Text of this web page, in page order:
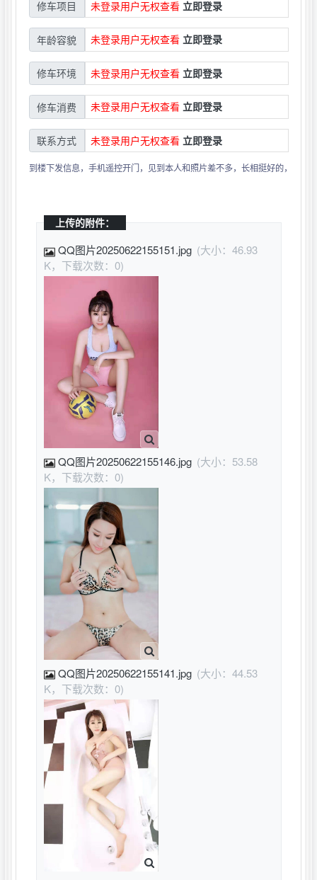
修车项目 未登录用户无权查看 立即登录
年龄容貌 未登录用户无权查看 立即登录
修车环境 未登录用户无权查看 立即登录
修车消费 未登录用户无权查看 立即登录
联系方式 未登录用户无权查看 立即登录
到楼下发信息，手机遥控开门，见到本人和照片差不多，长相挺好的，咪
上传的附件：
QQ图片20250622155151.jpg (大小：46.93
K，下载次数：0)
QQ图片20250622155146.jpg (大小：53.58
K，下载次数：0)
QQ图片20250622155141.jpg (大小：44.53
K，下载次数：0)